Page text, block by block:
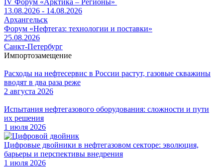
IV Форум «Арктика – Регионы»
13.08.2026 - 14.08.2026
Архангельск
Форум «Нефтегаз: технологии и поставки»
25.08.2026
Санкт-Петербург
Импортозамещение
Расходы на нефтесервис в России растут, газовые скважины
вводят в два раза реже
2 августа 2026
Испытания нефтегазового оборудования: сложности и пути
их решения
1 июля 2026
Цифровые двойники в нефтегазовом секторе: эволюция,
барьеры и перспективы внедрения
1 июля 2026